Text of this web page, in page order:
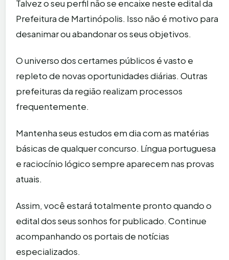
Talvez o seu perfil não se encaixe neste edital da
Prefeitura de Martinópolis. Isso não é motivo para
desanimar ou abandonar os seus objetivos.
O universo dos certames públicos é vasto e
repleto de novas oportunidades diárias. Outras
prefeituras da região realizam processos
frequentemente.
Mantenha seus estudos em dia com as matérias
básicas de qualquer concurso. Língua portuguesa
e raciocínio lógico sempre aparecem nas provas
atuais.
Assim, você estará totalmente pronto quando o
edital dos seus sonhos for publicado. Continue
acompanhando os portais de notícias
especializados.